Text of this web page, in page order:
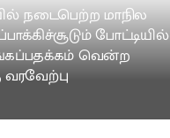
நடைபெற்ற மாநில
போட்டியில்
வென்ற